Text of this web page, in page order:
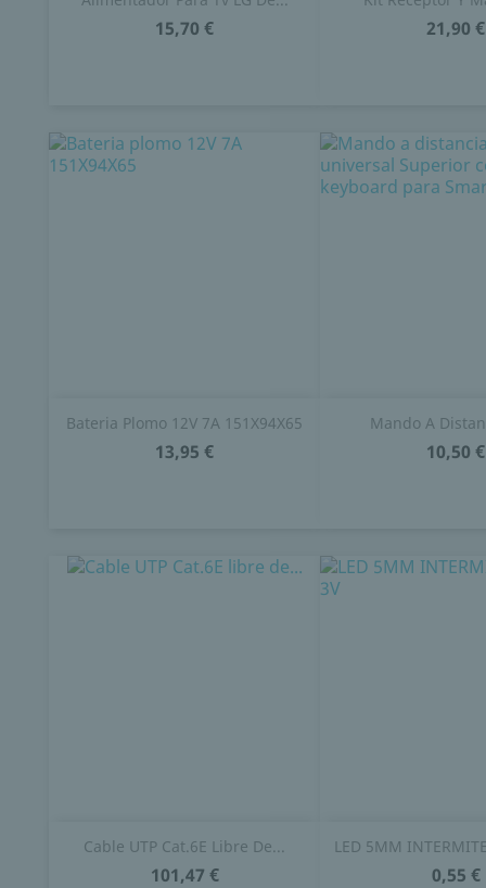
15,70 € 21,90 €
Bateria Plomo 12V 7A 151X94X65
13,95 €
Mando A
10,50 €
Cable UTP Cat.6E Libre De...
101,47 €
LED 5MM
0,55 €